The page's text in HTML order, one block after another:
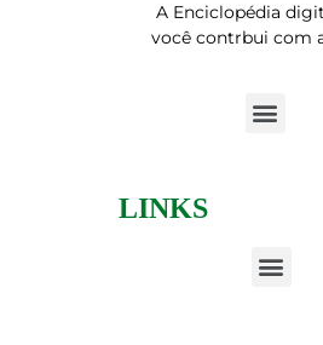
A Enciclopédia
você contrbui com
LINKS